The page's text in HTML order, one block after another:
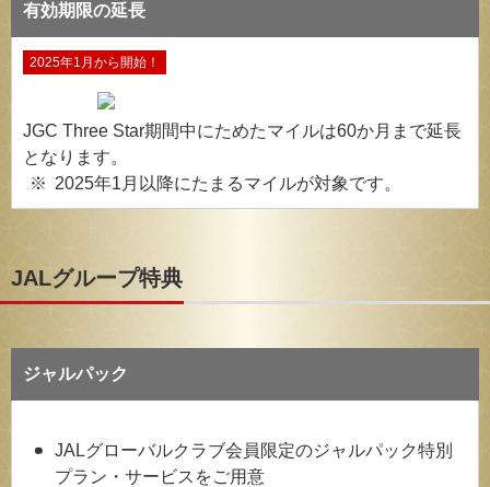
有効期限の延長
2025年1月から開始！
JGC Three Star期間中にためたマイルは60か月まで延長
となります。
2025年1月以降にたまるマイルが対象です。
JALグループ特典
ジャルパック
JALグローバルクラブ会員限定のジャルパック特別
プラン・サービスをご用意